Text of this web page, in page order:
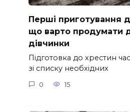
Перші приготування
що варто продумати
дівчинки
Підготовка до хрестин
зі списку необхідних
0 15